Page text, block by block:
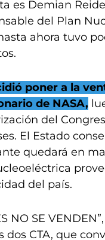
es Demian
del Plan
ahora tuvo
poner a la
de NASA,
del
El Estado
quedará en
del país.
NO SE VENDEN”,
dos CTA, que